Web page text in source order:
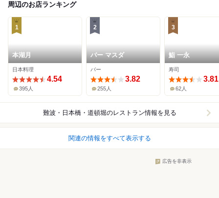
周辺のお店ランキング
1
本湖月
日本料理
4.54
395人
2
バー マスダ
バー
3.82
255人
3
鮨 一永
寿司
3.81
62人
難波・日本橋・道頓堀のレストラン情報を見る
関連の情報をすべて表示する
広告を非表示